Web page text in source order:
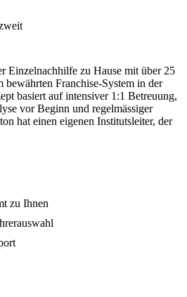
Einzelnachhilfe zu Hause mit über 25
bewährten Franchise-System in der
basiert auf intensiver 1:1 Betreuung,
vor Beginn und regelmässiger
hat einen eigenen Institutsleiter, der
zu Ihnen